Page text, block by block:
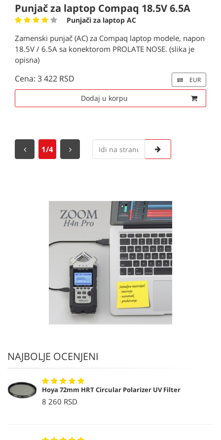
Punjač za laptop Compaq 18.5V 6.5A
Punjači za laptop AC
Zamenski punjač (AC) za Compaq laptop modele, napon
18.5V / 6.5A sa konektorom PROLATE NOSE. (slika je
opisna)
Cena: 3 422 RSD EUR
Dodaj u korpu
1/4
NAJBOLJE OCENJENI
Hoya 72mm HRT Circular Polarizer UV Filter
8 260 RSD